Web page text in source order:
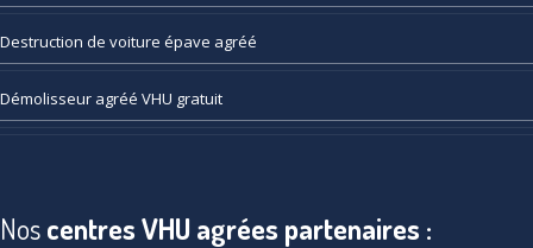
Destruction de voiture épave agréé
Démolisseur agréé VHU gratuit
Noscentres VHU agrées partenaires :